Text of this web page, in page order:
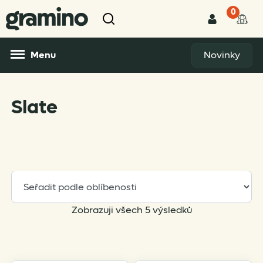
0
Menu Novinky
Slate
Zobrazuji všech 5 výsledkůSorted